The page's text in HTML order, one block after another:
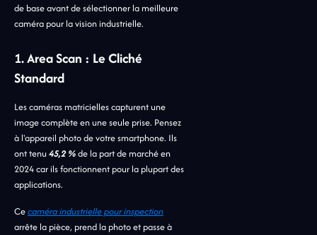
de base avant de sélectionner la meilleure
caméra pour la vision industrielle.
1. Area Scan : Le Cliché
Standard
Les caméras matricielles capturent une
image complète en une seule prise. Pensez
à l'appareil photo de votre smartphone. Ils
ont tenu 45,2 %de la part de marché en
2024 car ils fonctionnent pour la plupart des
applications.
Cecaméra industrielle pour inspection
arrête la pièce, prend la photo et passe à